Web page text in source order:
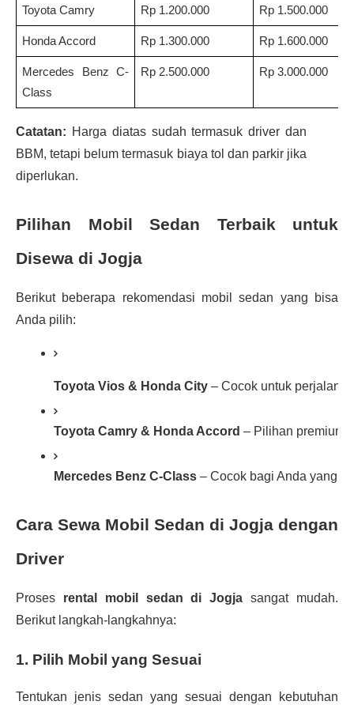
Toyota Camry Rp 1.200.000 Rp 1.500.000
Honda Accord Rp 1.300.000 Rp 1.600.000
Mercedes Benz C-
Class
Rp 2.500.000 Rp 3.000.000
Catatan: Harga diatas sudah termasuk driver dan
BBM, tetapi belum termasuk biaya tol dan parkir jika
diperlukan.
Pilihan Mobil Sedan Terbaik untuk
Disewa di Jogja
Berikut beberapa rekomendasi mobil sedan yang bisa
Anda pilih:
Toyota Vios & Honda City – Cocok untuk
Toyota Camry & Honda Accord – Pilihan premium
Mercedes Benz C-Class – Cocok bagi Anda yang
Cara Sewa Mobil Sedan di Jogja dengan
Driver
Proses rental mobil sedan di Jogja sangat mudah.
Berikut langkah-langkahnya:
1. Pilih Mobil yang Sesuai
Tentukan jenis sedan yang sesuai dengan kebutuhan